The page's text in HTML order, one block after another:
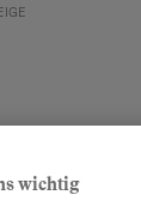
wichtig